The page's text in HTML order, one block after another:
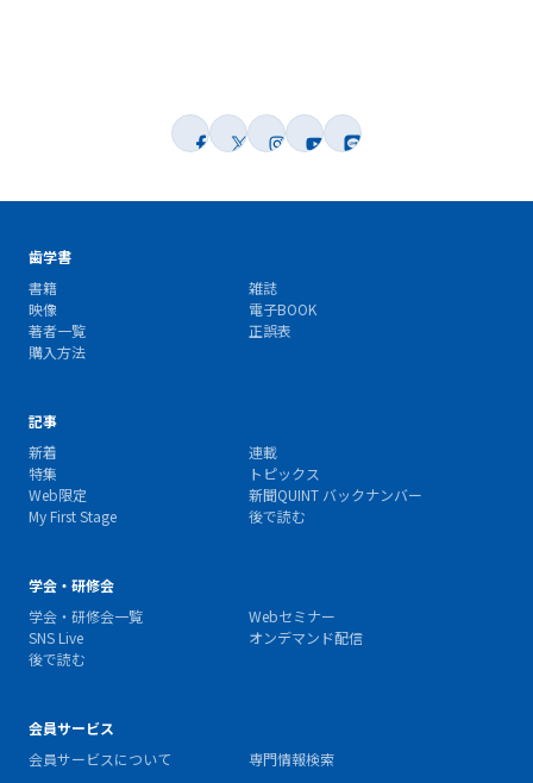
歯学書
書籍
雑誌
映像
電子BOOK
著者一覧
正誤表
購入方法
記事
新着
連載
特集
トピックス
Web限定
新聞QUINT バックナンバー
My First Stage
後で読む
学会・研修会
学会・研修会一覧
Webセミナー
SNS Live
オンデマンド配信
後で読む
会員サービス
会員サービスについて
専門情報検索